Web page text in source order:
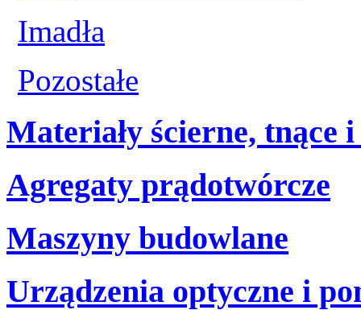
Imadła
Pozostałe
Materiały ścierne, tnące
Agregaty prądotwórcze
Maszyny budowlane
Urządzenia optyczne i